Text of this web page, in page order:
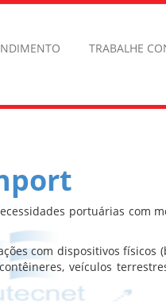
TRABALHE
portuárias com
com dispositivos físicos
veículos